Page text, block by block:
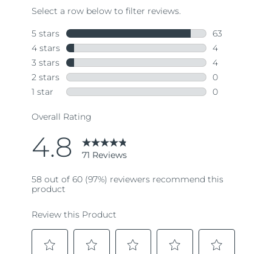
Same
page
link.